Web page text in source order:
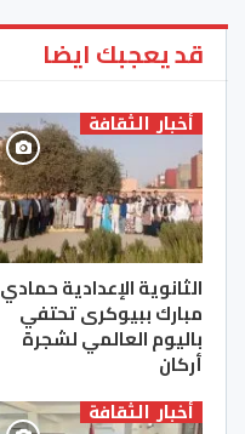
قد يعجبك ايضا
أخبار الثقافة
الثانوية الإعدادية حمادي
مبارك ببيوكرى تحتفي
باليوم العالمي لشجرة
أركان
أخبار الثقافة